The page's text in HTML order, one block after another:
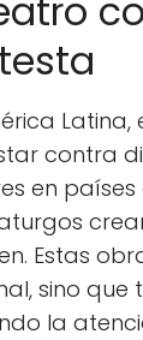
contra
en
Estas
sino
la